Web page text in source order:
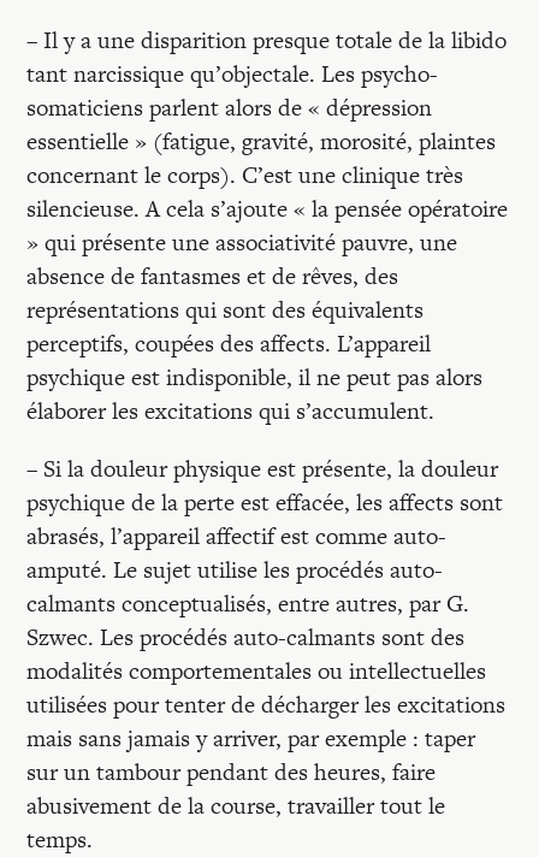
– Il y a une disparition presque totale de la libido
tant narcissique qu’objectale. Les psycho-
somaticiens parlent alors de « dépression
essentielle » (fatigue, gravité, morosité, plaintes
concernant le corps). C’est une clinique très
silencieuse. A cela s’ajoute « la pensée opératoire
» qui présente une associativité pauvre, une
absence de fantasmes et de rêves, des
représentations qui sont des équivalents
perceptifs, coupées des affects. L’appareil
psychique est indisponible, il ne peut pas alors
élaborer les excitations qui s’accumulent.
– Si la douleur physique est présente, la douleur
psychique de la perte est effacée, les affects sont
abrasés, l’appareil affectif est comme auto-
amputé. Le sujet utilise les procédés auto-
calmants conceptualisés, entre autres, par G.
Szwec. Les procédés auto-calmants sont des
modalités comportementales ou intellectuelles
utilisées pour tenter de décharger les excitations
mais sans jamais y arriver, par exemple : taper
sur un tambour pendant des heures, faire
abusivement de la course, travailler tout le
temps.